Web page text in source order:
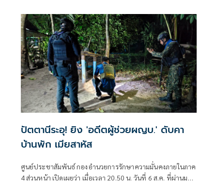
ปัตตานีระอุ! ยิง 'อดีตผู้ช่วยผญบ.' ดับคา
บ้านพัก เมียสาหัส
ศูนย์ประชาสัมพันธ์ กองอำนวยการรักษาความมั่นคงภายในภาค
4 ส่วนหน้า เปิดเผยว่า เมื่อเวลา 20.50 น. วันที่ 6 ส.ค. ที่ผ่านมา